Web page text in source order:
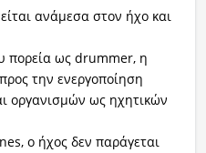
ανάμεσα στον ήχο και
πορεία ως drummer, η
την ενεργοποίηση
οργανισμών ως ηχητικών
ο ήχος δεν παράγεται